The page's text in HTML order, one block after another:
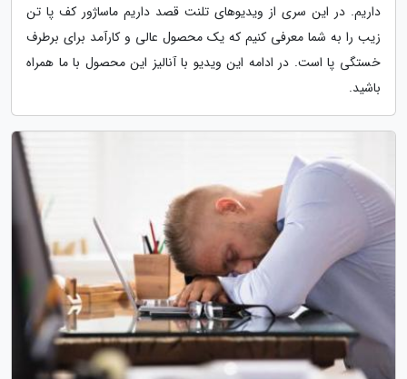
داریم. در این سری از ویدیوهای تلنت قصد داریم ماساژور کف پا تن
زیب را به شما معرفی کنیم که یک محصول عالی و کارآمد برای برطرف
خستگی پا است. در ادامه این ویدیو با آنالیز این محصول با ما همراه
باشید.